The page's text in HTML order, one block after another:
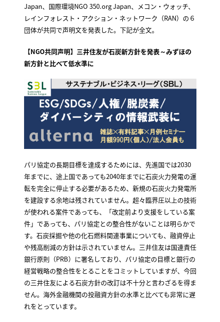
Japan、国際環境NGO 350.org Japan、メコン・ウォッチ、
レインフォレスト・アクション・ネットワーク（RAN）の６
団体が共同で声明文を発表した。下記が全文。
【NGO共同声明】三井住友が石炭新方針を発表～みずほの
新方針と比べて低水準に
パリ協定の長期目標を達成するためには、先進国では2030
年までに、途上国であっても2040年までに石炭火力発電の運
転を完全に停止する必要があるため、新規の石炭火力発電所
を建設する余地は残されていません。超々臨界圧以上の技術
が使われる案件であっても、「改定前より支援をしている案
件」であっても、パリ協定との整合性がないことは明らかで
す。石炭採掘や他の化石燃料関連事業についても、融資停止
や残高削減の方針は示されていません。三井住友は国連責任
銀行原則（PRB）に署名しており、パリ協定の目標と銀行の
経営戦略の整合性をとることをコミットしていますが、今回
の三井住友による石炭方針の改訂は不十分と言わざるを得ま
せん。海外金融機関の投融資方針の水準と比べても非常に遅
れをとっています。